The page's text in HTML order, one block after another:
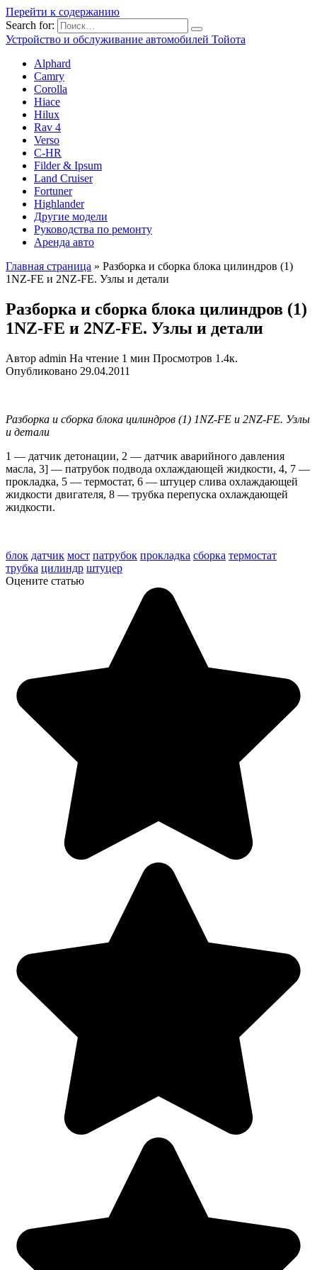
Перейти к содержанию
Search for:
Устройство и обслуживание автомобилей Тойота
Alphard
Camry
Corolla
Hiace
Hilux
Rav 4
Verso
C-HR
Filder & Ipsum
Land Cruiser
Fortuner
Highlander
Другие модели
Руководства по ремонту
Аренда авто
Главная страница » Разборка и сборка блока цилиндров (1)
1NZ-FE и 2NZ-FE. Узлы и детали
Разборка и сборка блока цилиндров (1)
1NZ-FE и 2NZ-FE. Узлы и детали
Автор admin На чтение 1 мин Просмотров 1.4к.
Опубликовано 29.04.2011
Разборка и сборка блока цилиндров (1) 1NZ-FE и 2NZ-FE. Узлы
и детали
1 — датчик детонации, 2 — датчик аварийного давления
масла, 3] — патрубок подвода охлаждающей жидко­сти, 4, 7 —
прокладка, 5 — термостат, 6 — штуцер слива охлаждающей
жидко­сти двигателя, 8 — трубка перепуска охлаждающей
жидкости.
блок датчик мост патрубок прокладка сборка термостат
трубка цилиндр штуцер
Оцените статью